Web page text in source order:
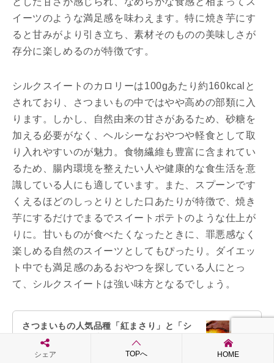
イーツのような満足感を味わえます。特に焼き芋にす
ると甘みがより引き立ち、素材そのものの美味しさが
存分に楽しめるのが特徴です。
シルクスイートのカロリーは100gあたり約160kcalと
されており、さつまいもの中ではやや高めの部類に入
ります。しかし、自然由来の甘さがあるため、砂糖を
加える必要がなく、ヘルシーなおやつや軽食として取
り入れやすいのが魅力。食物繊維も豊富に含まれてい
るため、腸内環境を整えたい人や健康的な食生活を意
識している人にも適しています。また、スプーンです
くえるほどのしっとりとした口あたりが特徴で、焼き
芋にするだけでまるでスイートポテトのような仕上が
りに。甘いものが食べたくなったときに、罪悪感なく
楽しめる自然のスイーツとしてもぴったり。ダイエッ
ト中でも満足感のあるおやつを探している人にとっ
て、シルクスイートは強い味方となるでしょう。
さつまいもの人気品種「紅まさり」と「シ
ルクスイート」の違いとは？
https://organic.co.jp/?p=9435
シェア TOPへ HOME